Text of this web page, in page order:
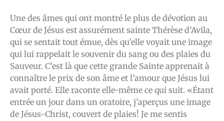
Une des âmes qui ont montré le plus de dévotion au
Cœur de Jésus est assurément sainte Thérèse d’Avila,
qui se sentait tout émue, dès qu’elle voyait une image
qui lui rappelait le souvenir du sang ou des plaies du
Sauveur. C’est là que cette grande Sainte apprenait à
connaître le prix de son âme et l’amour que Jésus lui
avait porté. Elle raconte elle-même ce qui suit. «Étant
entrée un jour dans un oratoire, j’aperçus une image
de Jésus-Christ, couvert de plaies! Je me sentis